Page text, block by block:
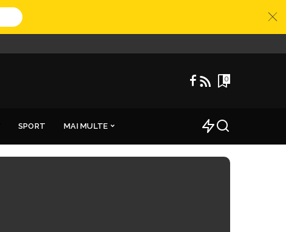
0
SPORT MAI MULTE